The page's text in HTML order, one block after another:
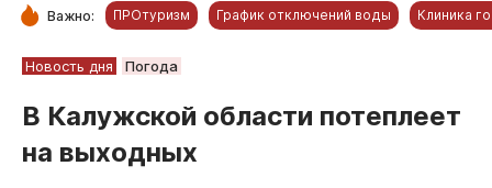
РУБРИКИ
Новости компаний
Статьи
Важно: ПРОтуризм График отключений воды Клиника
Новость дня Погода
В Калужской области потеплеет
на выходных